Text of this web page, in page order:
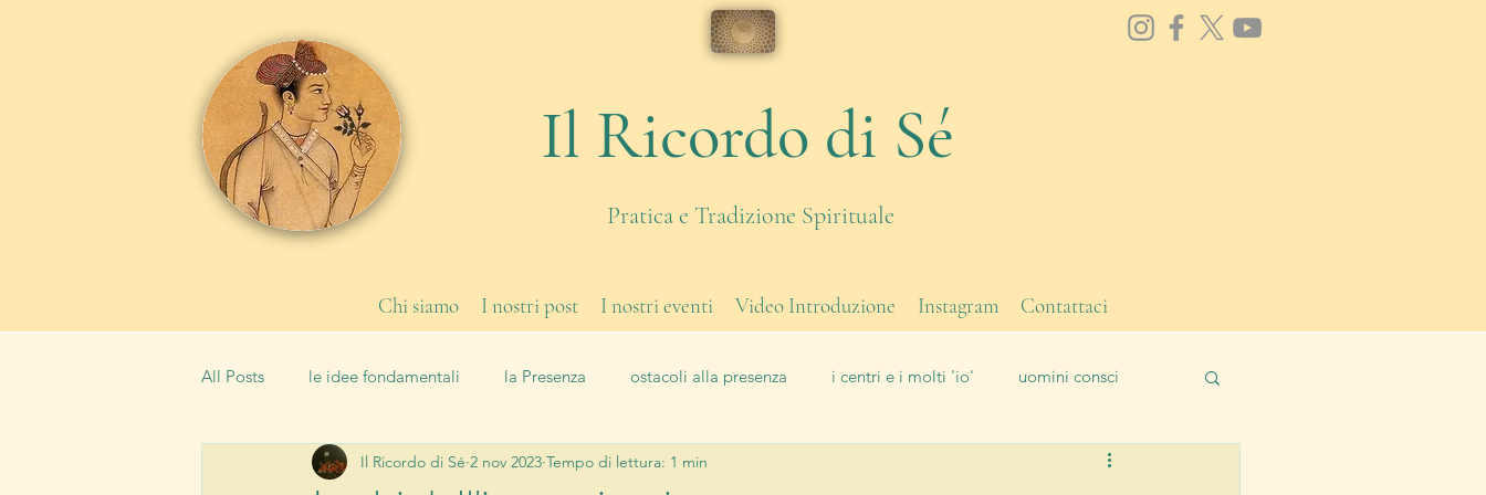
Il Ricordo di Sé
Pratica e Tradizione Spirituale
Chi siamo I nostri post I nostri eventi Video Introduzione Instagram Contattaci
All Posts le idee fondamentali la Presenza ostacoli alla presenza i centri e i molti 'io' uomini consci
la Scuola tipi di corpo eventi Il Lavoro
Il Ricordo di Sé 2 nov 2023 Tempo di lettura: 1 min